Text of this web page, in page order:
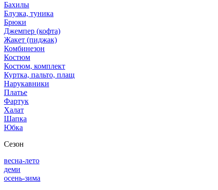
Бахилы
Блузка, туника
Брюки
Джемпер (кофта)
Жакет (пиджак)
Комбинезон
Костюм
Костюм, комплект
Куртка, пальто, плащ
Нарукавники
Платье
Фартук
Халат
Шапка
Юбка
Сезон
весна-лето
деми
осень-зима